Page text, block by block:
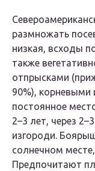
размножать
низкая, всходы
также
отпрысками
90%), корневыми
постоянное
2–3 лет, через
изгороди.
солнечном
Предпочитают